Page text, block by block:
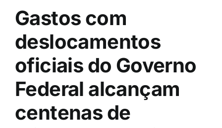
Gastos com
deslocamentos
oficiais do Governo
Federal alcançam
centenas de